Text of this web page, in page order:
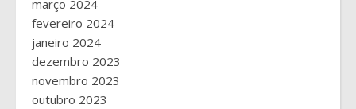
março 2024
fevereiro 2024
janeiro 2024
dezembro 2023
novembro 2023
outubro 2023